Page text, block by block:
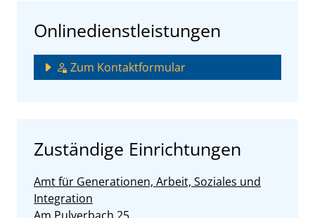
Onlinedienstleistungen
Zum Kontaktformular
Zuständige Einrichtungen
Amt für Generationen, Arbeit, Soziales und
Integration
Straße:
Hausnummer: